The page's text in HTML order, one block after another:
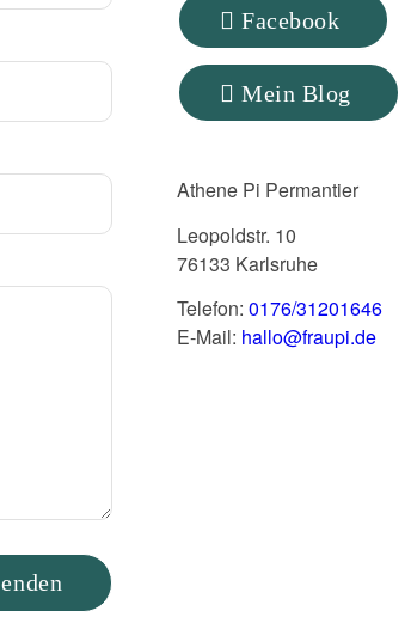
Facebook
Mein Blog
Athene Pi Permantier
Leopoldstr. 10
76133 Karlsruhe
Telefon: 0176/31201646
E-Mail: hallo@fraupi.de